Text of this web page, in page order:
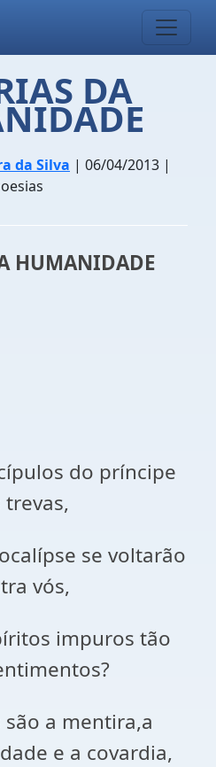
DA
da Silva | 06/04/2013 |
HUMANIDADE
do príncipe
trevas,
se voltarão
vós,
impuros tão
a mentira,a
e a covardia,